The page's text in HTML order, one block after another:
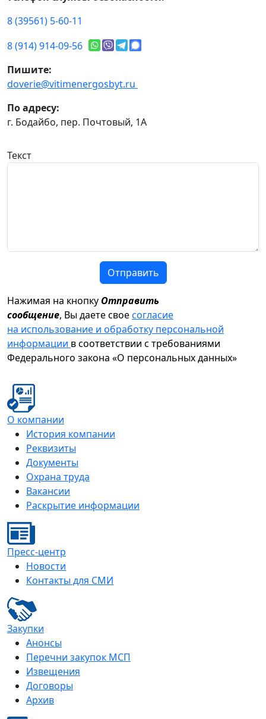
8 (39561) 5-60-11
8 (914) 914-09-56
Пишите:
doverie@vitimenergosbyt.ru
По адресу:
г. Бодайбо, пер. Почтовый, 1А
Текст
Отправить
Нажимая на кнопку Отправить
сообщение, Вы даете своесогласие
на использование и обработку персональной
информации в соответствии с требованиями
Федерального закона «О персональных данных»
О компании
История компании
Реквизиты
Документы
Охрана труда
Вакансии
Раскрытие информации
Пресс-центр
Новости
Контакты для СМИ
Закупки
Анонсы
Перечни закупок МСП
Извещения
Договоры
Архив